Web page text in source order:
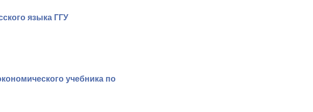
языка ГГУ
учебника по